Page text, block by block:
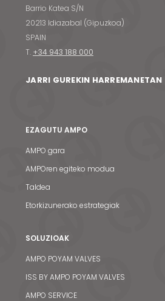
Barrio Katea S/N
20213 Idiazabal (Gipuzkoa)
SPAIN
T. +34 943 188 000
JARRI GUREKIN HARREMANETAN
EZAGUTU AMPO
AMPO gara
AMPOren egiteko modua
Taldea
Etorkizunerako estrategiak
SOLUZIOAK
AMPO POYAM VALVES
ISS BY AMPO POYAM VALVES
AMPO SERVICE